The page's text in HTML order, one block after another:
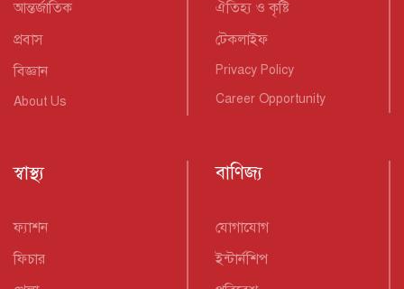
আন্তর্জাতিক
প্রবাস
বিজ্ঞান
About Us
ঐতিহ্য ও কৃষ্টি
টেকলাইফ
Privacy Policy
Career Opportunity
স্বাস্থ্য
ফ্যাশন
ফিচার
বাণিজ্য
যোগাযোগ
ইন্টার্নশিপ